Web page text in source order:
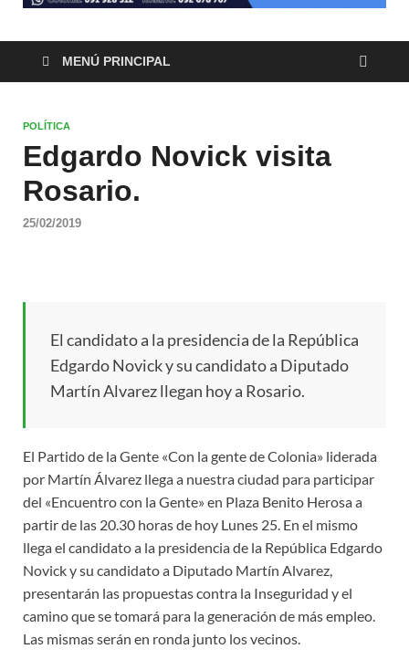
MENÚ PRINCIPAL
POLÍTICA
Edgardo Novick visita
Rosario.
25/02/2019
El candidato a la presidencia de la República
Edgardo Novick y su candidato a Diputado
Martín Alvarez llegan hoy a Rosario.
El Partido de la Gente «Con la gente de Colonia» liderada
por Martín Álvarez llega a nuestra ciudad para participar
del «Encuentro con la Gente» en Plaza Benito Herosa a
partir de las 20.30 horas de hoy Lunes 25. En el mismo
llega el candidato a la presidencia de la República Edgardo
Novick y su candidato a Diputado Martín Alvarez,
presentarán las propuestas contra la Inseguridad y el
camino que se tomará para la generación de más empleo.
Las mismas serán en ronda junto los vecinos.